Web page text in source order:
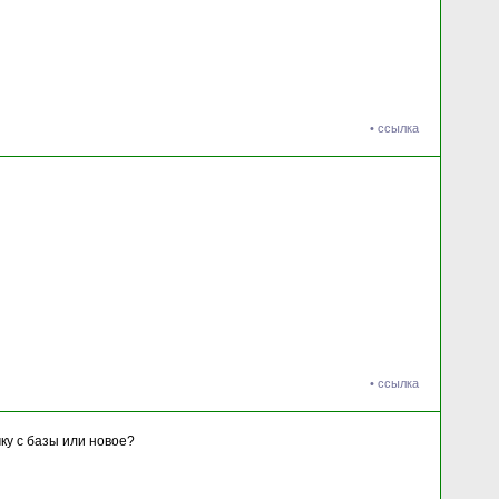
• ссылка
• ссылка
с базы или новое?